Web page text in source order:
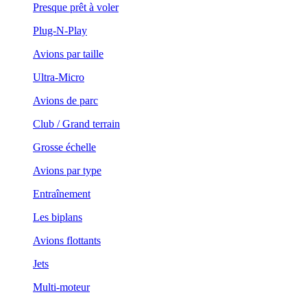
Presque prêt à voler
Plug-N-Play
Avions par taille
Ultra-Micro
Avions de parc
Club / Grand terrain
Grosse échelle
Avions par type
Entraînement
Les biplans
Avions flottants
Jets
Multi-moteur